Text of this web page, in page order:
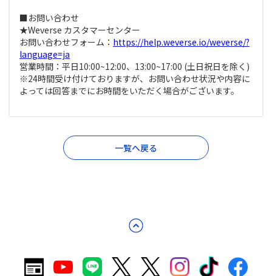
■お問い合わせ
★Weverse カスタマーセンター
お問い合わせフォーム： https://help.weverse.io/weverse/?
language=ja
営業時間：平日10:00~12:00、13:00~17:00 (土日祝日を除く)
※24時間受け付けておりますが、お問い合わせ状況や内容に
よっては回答までにお時間をいただく場合がございます。
一覧へ戻る